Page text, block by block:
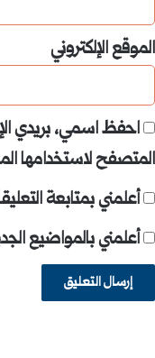
الموقع الإلكتروني
احفظ اسمي، بريدي
المتصفح لاستخدامها
أعلمني بمتابعة
أعلمني بالمواضيع